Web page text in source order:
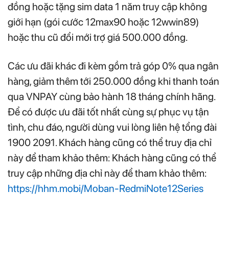
đồng hoặc tặng sim data 1 năm truy cập không
giới hạn (gói cước 12max90 hoặc 12wwin89)
hoặc thu cũ đổi mới trợ giá 500.000 đồng.
Các ưu đãi khác đi kèm gồm trả góp 0% qua ngân
hàng, giảm thêm tới 250.000 đồng khi thanh toán
qua VNPAY cùng bảo hành 18 tháng chính hãng.
Để có được ưu đãi tốt nhất cùng sự phục vụ tận
tình, chu đáo, người dùng vui lòng liên hệ tổng đài
1900 2091. Khách hàng cũng có thể truy địa chỉ
này để tham khảo thêm: Khách hàng cũng có thể
truy cập những địa chỉ này để tham khảo thêm:
https://hhm.mobi/Moban-RedmiNote12Series